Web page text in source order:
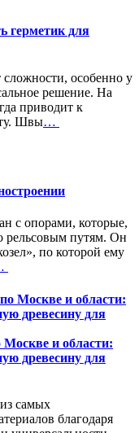
герметик для
особенно у
решение. На
приводит к
Швы…
с опорами, которые,
рельсовым путям. Он
по которой ему
и области:
древесину для
самых
благодаря